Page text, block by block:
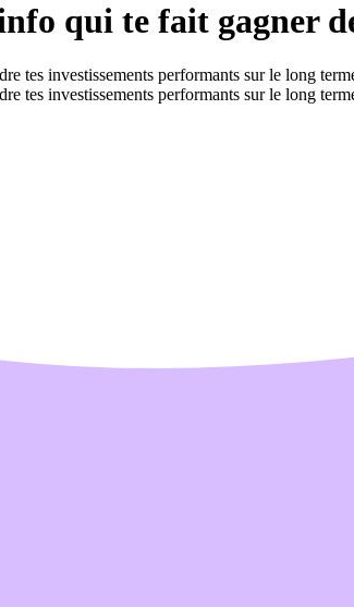
qui te fait gagner
tes investissements performants sur le long
tes investissements performants sur le long